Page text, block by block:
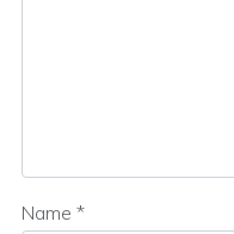
Name *